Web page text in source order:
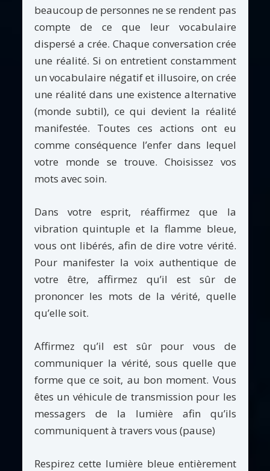
beaucoup de personnes ne se rendent pas
compte de ce que leur vocabulaire
dispersé a crée. Chaque conversation crée
une réalité. Si on entretient constamment
un vocabulaire négatif et illusoire, on crée
une réalité dans une existence alternative
(monde subtil), ce qui devient la réalité
manifestée. Toutes ces actions ont eu
comme conséquence l’enfer dans lequel
votre monde se trouve. Choisissez vos
mots avec soin.
Dans votre esprit, réaffirmez que la
vibration quintuple et la flamme bleue,
vous ont libérés, afin de dire votre vérité.
Pour manifester la voix authentique de
votre être, affirmez qu’il est sûr de
prononcer les mots de la vérité, quelle
qu’elle soit.
Affirmez qu’il est sûr pour vous de
communiquer la vérité, sous quelle que
forme que ce soit, au bon moment. Vous
êtes un véhicule de transmission pour les
messagers de la lumière afin qu’ils
communiquent à travers vous (pause)
Respirez cette lumière bleue entièrement